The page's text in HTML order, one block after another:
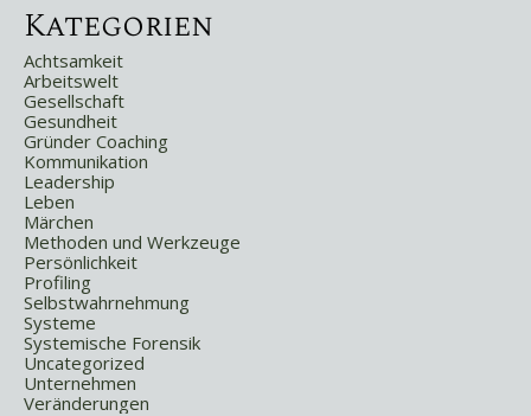
Kategorien
Achtsamkeit
Arbeitswelt
Gesellschaft
Gesundheit
Gründer Coaching
Kommunikation
Leadership
Leben
Märchen
Methoden und Werkzeuge
Persönlichkeit
Profiling
Selbstwahrnehmung
Systeme
Systemische Forensik
Uncategorized
Unternehmen
Veränderungen